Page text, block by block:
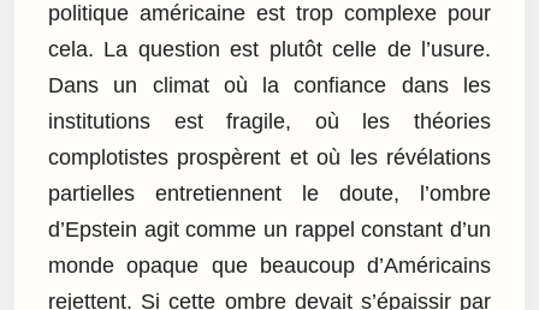
politique américaine est trop complexe pour
cela. La question est plutôt celle de l’usure.
Dans un climat où la confiance dans les
institutions est fragile, où les théories
complotistes prospèrent et où les révélations
partielles entretiennent le doute, l’ombre
d’Epstein agit comme un rappel constant d’un
monde opaque que beaucoup d’Américains
rejettent. Si cette ombre devait s’épaissir par